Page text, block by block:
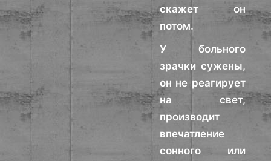
скажет он
потом.
У больного
зрачки сужены,
он не реагирует
на свет,
производит
впечатление
сонного или